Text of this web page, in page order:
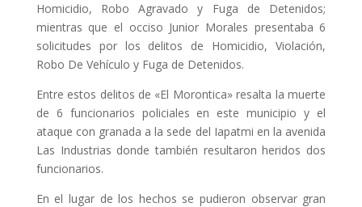
Homicidio, Robo Agravado y Fuga de Detenidos;
mientras que el occiso Junior Morales presentaba 6
solicitudes por los delitos de Homicidio, Violación,
Robo De Vehículo y Fuga de Detenidos.
Entre estos delitos de «El Morontica» resalta la muerte
de 6 funcionarios policiales en este municipio y el
ataque con granada a la sede del Iapatmi en la avenida
Las Industrias donde también resultaron heridos dos
funcionarios.
En el lugar de los hechos se pudieron observar gran